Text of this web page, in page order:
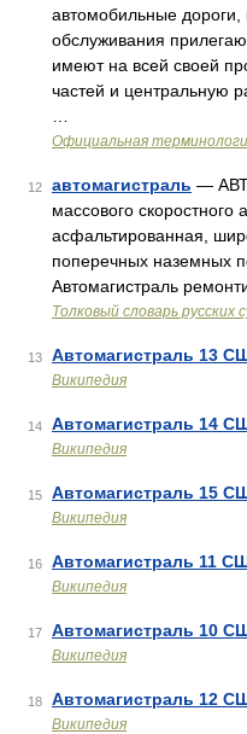
автомобильные
обслуживания
имеют на всей своей
частей и центральную
Официальная
12 автомагистраль —
массового
асфальтированная,
поперечных наземных
Автомагистраль
Толковый словарь
13 Автомагистраль 13
Википедия
14 Автомагистраль 14
Википедия
15 Автомагистраль 15
Википедия
16 Автомагистраль 11
Википедия
17 Автомагистраль 10
Википедия
18 Автомагистраль 12
Википедия